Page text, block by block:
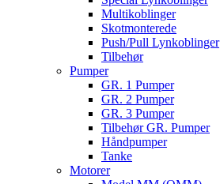
Multikoblinger
Skotmonterede
Push/Pull Lynkoblinger
Tilbehør
Pumper
GR. 1 Pumper
GR. 2 Pumper
GR. 3 Pumper
Tilbehør GR. Pumper
Håndpumper
Tanke
Motorer